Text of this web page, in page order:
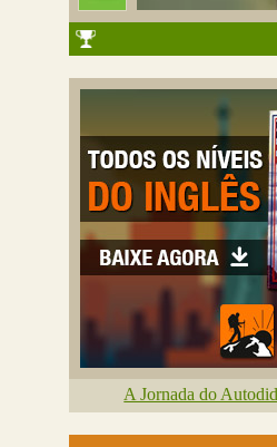
A Jornada do